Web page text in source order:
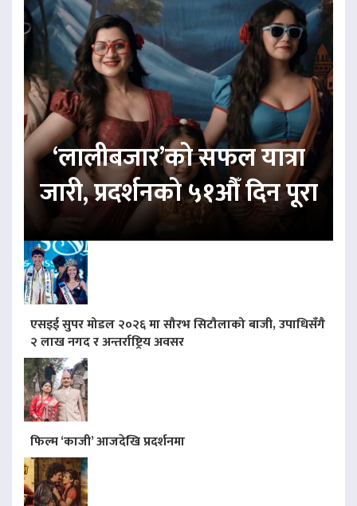
‘लालीबजार’को सफल यात्रा
जारी, प्रदर्शनको ५१औँ दिन पूरा
एसइई सुपर मोडल २०२६ मा सौरभ सिटौलाको बाजी, उपाधिसँगै
२ लाख नगद र अन्तर्राष्ट्रिय अवसर
फिल्म ‘काजी’ आजदेखि प्रदर्शनमा